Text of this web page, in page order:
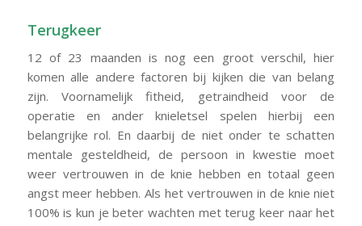
Terugkeer
12 of 23 maanden is nog een groot verschil, hier
komen alle andere factoren bij kijken die van belang
zijn. Voornamelijk fitheid, getraindheid voor de
operatie en ander knieletsel spelen hierbij een
belangrijke rol. En daarbij de niet onder te schatten
mentale gesteldheid, de persoon in kwestie moet
weer vertrouwen in de knie hebben en totaal geen
angst meer hebben. Als het vertrouwen in de knie niet
100% is kun je beter wachten met terug keer naar het